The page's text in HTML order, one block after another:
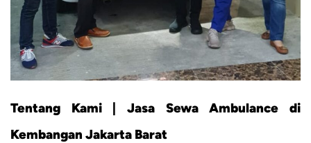
Tentang Kami | Jasa Sewa Ambulance di
Kembangan Jakarta Barat